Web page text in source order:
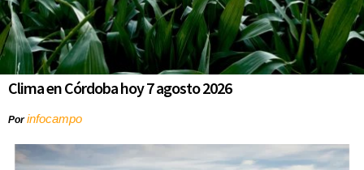
Clima en Córdoba hoy 7 agosto 2026
Porinfocampo